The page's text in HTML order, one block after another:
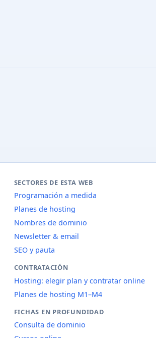
SECTORES DE ESTA WEB
Programación a medida
Planes de hosting
Nombres de dominio
Newsletter & email
SEO y pauta
CONTRATACIÓN
Hosting: elegir plan y contratar online
Planes de hosting M1–M4
FICHAS EN PROFUNDIDAD
Consulta de dominio